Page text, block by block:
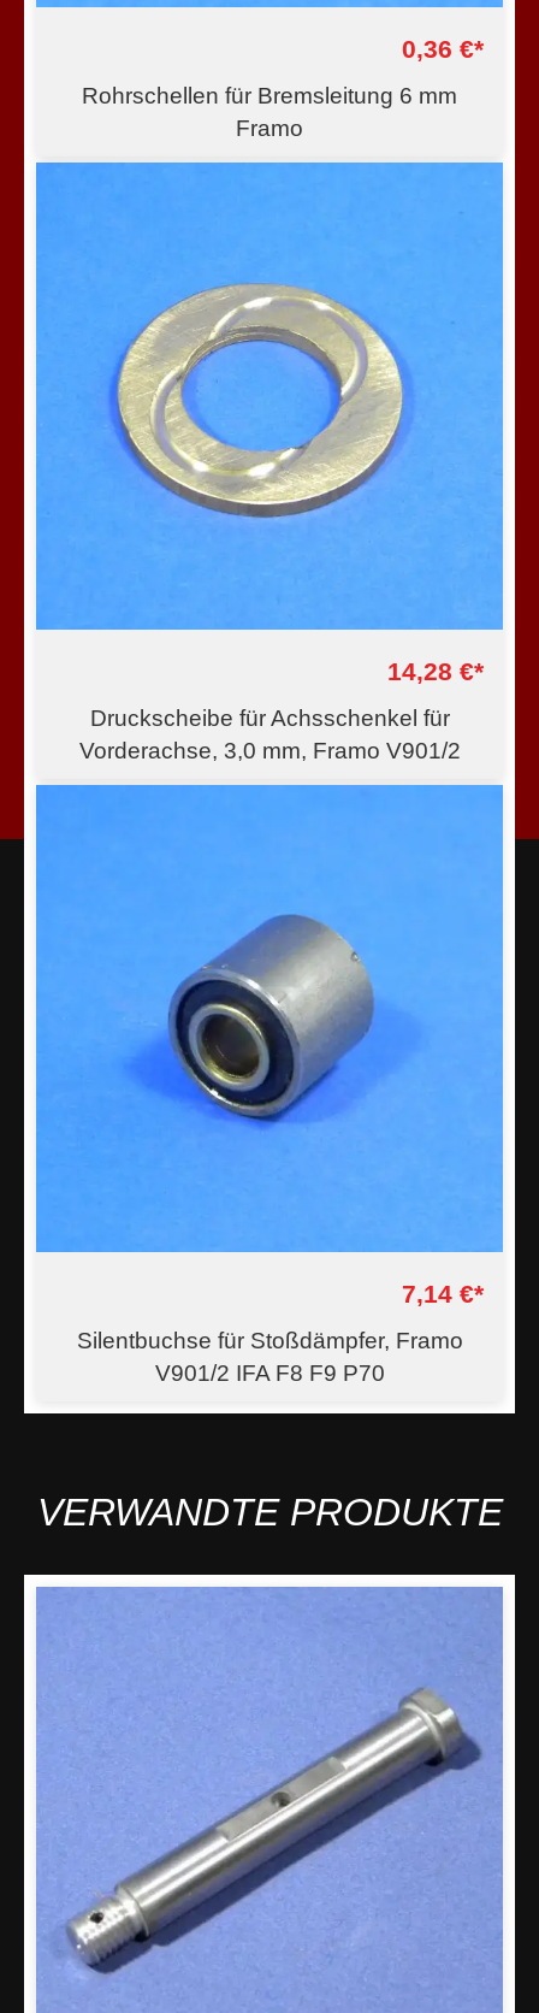
0,36 €*
Rohrschellen für Bremsleitung 6 mm
Framo
14,28 €*
Druckscheibe für Achsschenkel für
Vorderachse, 3,0 mm, Framo V901/2
7,14 €*
Silentbuchse für Stoßdämpfer, Framo
V901/2 IFA F8 F9 P70
VERWANDTE PRODUKTE